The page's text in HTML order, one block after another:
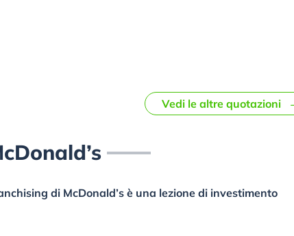
Vedi le altre quotazioni
di McDonald’s è una lezione di investimento